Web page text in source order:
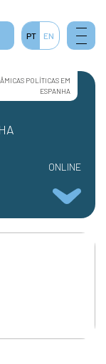
POLÍTICAS EM
ESPANHA
ONLINE
PT EN